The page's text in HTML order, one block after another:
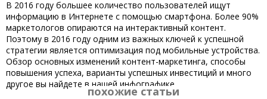
В 2016 году большее количество пользователей ищут
информацию в Интернете с помощью смартфона. Более 90%
маркетологов опираются на интерактивный контент.
Поэтому в 2016 году одним из важных ключей к успешной
стратегии является оптимизация под мобильные устройства.
Обзор основных изменений контент-маркетинга, способы
повышения успеха, варианты успешных инвестиций и много
другое вы найдете в нашей инфографике.
похожие статьи